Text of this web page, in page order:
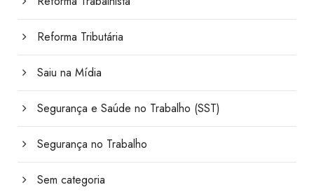
Reforma Tributária
Saiu na Mídia
Segurança e Saúde no Trabalho (SST)
Segurança no Trabalho
Sem categoria